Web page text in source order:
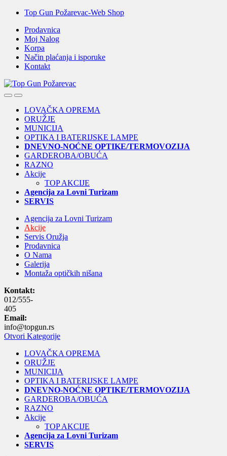
Skip
navigation
Skip
content
Top Gun Požarevac-Web Shop
Prodavnica
Moj Nalog
Korpa
Način plaćanja i isporuke
Kontakt
OpenClose
LOVAČKA OPREMA
ORUŽJE
MUNICIJA
OPTIKA I BATERIJSKE LAMPE
DNEVNO-NOĆNE OPTIKE/TERMOVOZIJA
GARDEROBA/OBUĆA
RAZNO
Akcije
TOP AKCIJE
Agencija za Lovni Turizam
SERVIS
Agencija za Lovni Turizam
Akcije
Servis Oružja
Prodavnica
O Nama
Galerija
Montaža optičkih nišana
Kontakt:
012/555-
405
Email:
info@topgun.rs
Otvori Kategorije
LOVAČKA OPREMA
ORUŽJE
MUNICIJA
OPTIKA I BATERIJSKE LAMPE
DNEVNO-NOĆNE OPTIKE/TERMOVOZIJA
GARDEROBA/OBUĆA
RAZNO
Akcije
TOP AKCIJE
Agencija za Lovni Turizam
SERVIS